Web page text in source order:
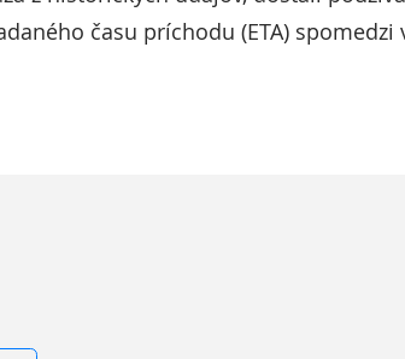
času príchodu (ETA) spomedzi